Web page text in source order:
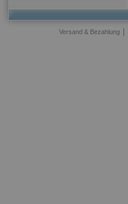
Versand & Bezahlung |